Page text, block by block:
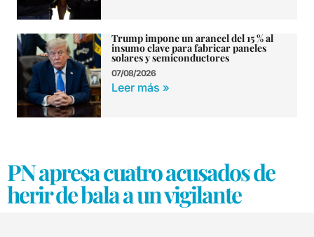
Trump impone un arancel del 15 % al
insumo clave para fabricar paneles
solares y semiconductores
07/08/2026
Leer más »
PN apresa cuatro acusados de
herir de bala a un vigilante